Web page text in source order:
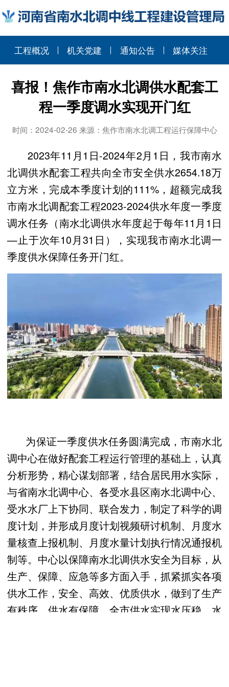
工程概况 机关党建 通知公告 媒体关注
喜报！焦作市南水北调供水配套工
程一季度调水实现开门红
时间：2024-02-26 来源：焦作市南水北调工程运行保障中心
2023年11月1日-2024年2月1日，我市南水
北调供水配套工程共向全市安全供水2654.18万
立方米，完成本季度计划的111%，超额完成我
市南水北调配套工程2023-2024供水年度一季度
调水任务（南水北调供水年度起于每年11月1日
—止于次年10月31日），实现我市南水北调一
季度供水保障任务开门红。
为保证一季度供水任务圆满完成，市南水北
调中心在做好配套工程运行管理的基础上，认真
分析形势，精心谋划部署，结合居民用水实际，
与省南水北调中心、各受水县区南水北调中心、
受水水厂上下协同、联合发力，制定了科学的调
度计划，并形成月度计划视频研讨机制、月度水
量核查上报机制、月度水量计划执行情况通报机
制等。中心以保障南水北调供水安全为目标，从
生产、保障、应急等多方面入手，抓紧抓实各项
供水工作，安全、高效、优质供水，做到了生产
有秩序、供水有保障，全市供水实现水压稳、水